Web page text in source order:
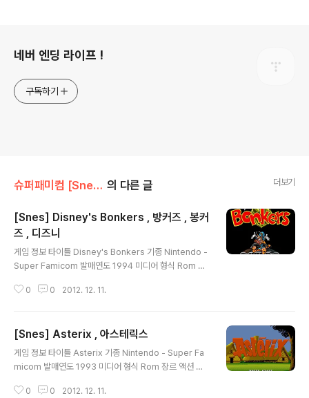
네버 엔딩 라이프 !
구독하기
슈퍼패미컴 [Snes]/액션 의 다른 글 더보기
[Snes] Disney's Bonkers , 방커즈 , 봉커
즈 , 디즈니
게임 정보 타이틀 Disney's Bonkers 기종 Nintendo -
Super Famicom 발매연도 1994 미디어 형식 Rom 장
, Snes 9x 스크린샷 그외정보 다운로드 본 게임은 웹서핑
주시면 메일 확인후 즉각 조치하여 드리겠습니다.
0 0 2012. 12. 11.
[Snes] Asterix , 아스테릭스
게임 정보 타이틀 Asterix 기종 Nintendo - Super Fa
micom 발매연도 1993 미디어 형식 Rom 장르 액션 제
린샷 그외정보 다운로드 본 게임은 웹서핑을 통하여 수집
0 0 2012. 12. 11.